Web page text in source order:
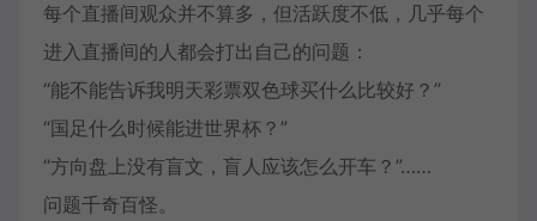
每个直播间观众并不算多，但活跃度不低，几乎每个
进入直播间的人都会打出自己的问题：
“能不能告诉我明天彩票双色球买什么比较好？”
“国足什么时候能进世界杯？”
“方向盘上没有盲文，盲人应该怎么开车？”……
问题千奇百怪。